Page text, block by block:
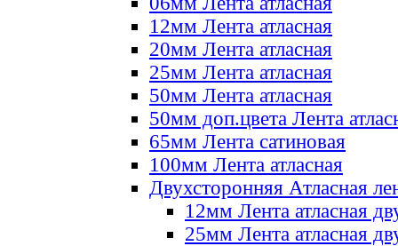
12мм Лента атласная
20мм Лента атласная
25мм Лента атласная
50мм Лента атласная
50мм доп.цвета Лента
65мм Лента сатиновая
100мм Лента атласная
Двухсторонняя Атласная
12мм Лента атласная
25мм Лента атласная